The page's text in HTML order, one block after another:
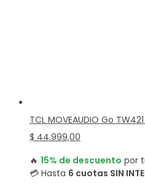
TCL MOVEAUDIO Go
El
precio
original
$ 44.999,00
actual
🔥 15% de descuento por
💳 Hasta 6 cuotas SIN